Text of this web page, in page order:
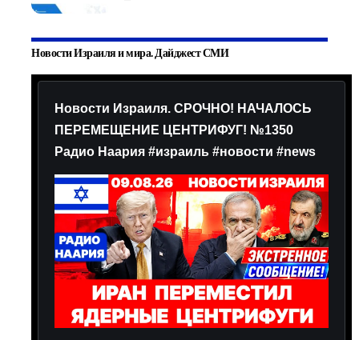
Новости Израиля и мира. Дайджест СМИ